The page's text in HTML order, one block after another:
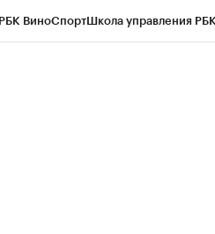
РБК ВиноСпортШкола управления РБК